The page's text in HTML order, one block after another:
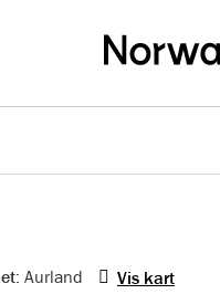
: Aurland Vis kart